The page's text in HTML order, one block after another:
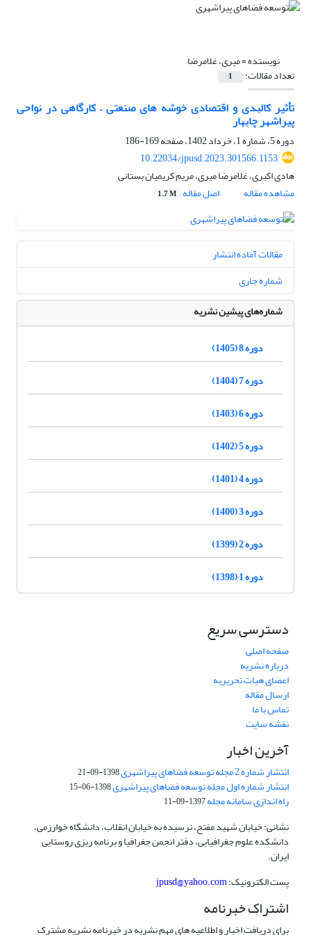
نویسنده =میری، غلامرضا
تعداد مقالات: 1
تأثیر کالبدی و اقتصادی خوشه های صنعتی – کارگاهی در نواحی
پیراشهر چابهار
دوره 5، شماره 1، خرداد 1402، صفحه
169-186
10.22034/jpusd.2023.301566.1153
هادی اکبری، غلامرضا میری، مریم کریمیان بستانی
مشاهده مقاله
اصل مقاله 1.7 M
مقالات آماده انتشار
شماره جاری
شماره‌های پیشین نشریه
دوره 8 (1405)
دوره 7 (1404)
دوره 6 (1403)
دوره 5 (1402)
دوره 4 (1401)
دوره 3 (1400)
دوره 2 (1399)
دوره 1 (1398)
دسترسی سریع
صفحه اصلی
درباره نشریه
اعضای هیات تحریریه
ارسال مقاله
تماس با ما
نقشه سایت
آخرین اخبار
انتشار شماره 2 مجله توسعه فضاهای پیراشهری 1398-09-21
انتشار شماره اول مجله توسعه فضاهای پیراشهری1398-06-15
راه اندازی سامانه مجله1397-09-11
نشانی: خیابان شهید مفتح، نرسیده به خیابان انقلاب، دانشگاه خوارزمی،
دانشکده علوم جغرافیایی، دفتر انجمن جغرافیا و برنامه ریزی روستایی
ایران.
پست الکترونیک:jpusd@yahoo.com
اشتراک خبرنامه
برای دریافت اخبار و اطلاعیه های مهم نشریه در خبرنامه نشریه مشترک